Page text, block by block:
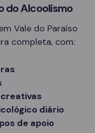
do Alcoolismo
Vale do Paraíso
completa, com:
diário
de apoio